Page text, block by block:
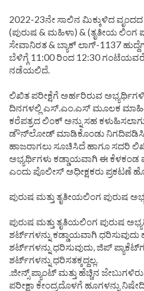
2022-23ನೇ ಸಾಲಿನ ಮಿಕ್ಕುಳಿದ
(ಪುರುಷ & ಮಹಿಳಾ) & (ತೃತೀಯ ಲಿಂಗ
ಸೇವಾನಿರತ & ಬ್ಯಾಕ್ ಲಾಗ್-1137
ಬೆಳಿಗ್ಗೆ 11:00 ರಿಂದ 12:30
ನಡೆಯಲಿದೆ.
ಲಿಖಿತ ಪರೀಕ್ಷೆಗೆ ಅರ್ಹರಿರುವ
ದಿನಗಳಲ್ಲಿ ಎಸ್.ಎಂ.ಎಸ್ ಮೂಲಕ
ಕರೆಪತ್ರದ ಲಿಂಕ್ ಅನ್ನು ಸಹ
ಡೌನ್‌ಲೋಡ್ ಮಾಡಿಕೊಂಡು ನಿಗದಿಪಡಿಸಿದ
ಹಾಜರಾಗಲು ಸೂಚಿಸಿದೆ ಹಾಗೂ ಸದರಿ
ಅಭ್ಯರ್ಥಿಗಳು ಕಡ್ಡಾಯವಾಗಿ ಈ ಕೆಳಕಂಡ
ಎಂದು ಪೊಲೀಸ್ ಅಧೀಕ್ಷಕರು ಪ್ರಕಟಣೆ
ಪುರುಷ ಮತ್ತು ತೃತೀಯಲಿಂಗ ಪುರುಷ
ಪುರುಷ ಮತ್ತು ತೃತಿಯಲಿಂಗ ಪುರುಷ
ಶರ್ಟ್‌ಗಳನ್ನು ಕಡ್ಡಾಯವಾಗಿ ಧರಿಸುವುದು
ಶರ್ಟ್‌ಗಳನ್ನು ಧರಿಸುವುದು, ಜಿಪ್
ಶರ್ಟ್‌ಗಳನ್ನು ಧರಿಸತಕ್ಕದ್ದಲ್ಲ.
.ಜೀನ್ಸ್ ಪ್ಯಾಂಟ್ ಮತ್ತು ಹೆಚ್ಚಿನ
ಪರೀಕ್ಷಾ ಕೇಂದ್ರದೊಳಗೆ ಹೂಗಳನ್ನು